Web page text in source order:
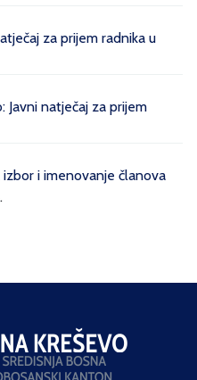
za prijem radnika u
Javni natječaj za prijem
izbor i imenovanje članova